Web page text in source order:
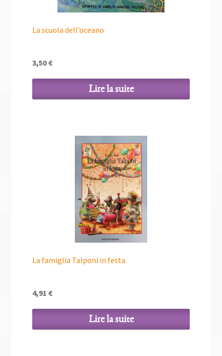
La scuola dell’oceano
3,50€
Lire la suite
La famiglia Talponi in festa
4,91 €
Lire la suite